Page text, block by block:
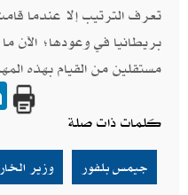
تعرف الترتيب إلا عندما
بريطانيا في وعودها؛ الآن
مستقلين من القيام بهذه
كلمات ذات صلة
وزير جيمس بلفور